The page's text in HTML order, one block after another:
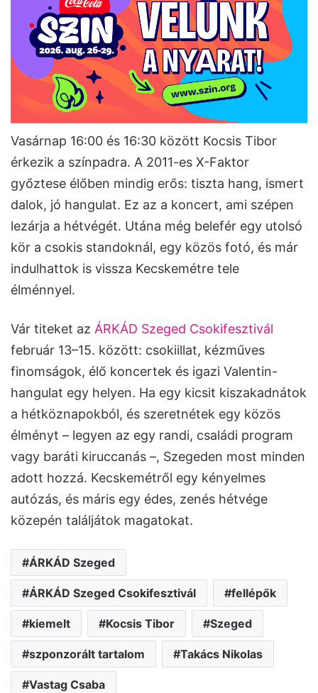
Vasárnap 16:00 és 16:30 között Kocsis Tibor
érkezik a színpadra. A 2011-es X-Faktor
győztese élőben mindig erős: tiszta hang, ismert
dalok, jó hangulat. Ez az a koncert, ami szépen
lezárja a hétvégét. Utána még belefér egy utolsó
kör a csokis standoknál, egy közös fotó, és már
indulhattok is vissza Kecskemétre tele
élménnyel.
Vár titeket az ÁRKÁD Szeged Csokifesztivál
február 13–15. között: csokiillat, kézműves
finomságok, élő koncertek és igazi Valentin-
hangulat egy helyen. Ha egy kicsit kiszakadnátok
a hétköznapokból, és szeretnétek egy közös
élményt – legyen az egy randi, családi program
vagy baráti kiruccanás –, Szegeden most minden
adott hozzá. Kecskemétről egy kényelmes
autózás, és máris egy édes, zenés hétvége
közepén találjátok magatokat.
ÁRKÁD Szeged
ÁRKÁD Szeged Csokifesztivál fellépők
kiemelt Kocsis Tibor Szeged
szponzorált tartalom Takács Nikolas
Vastag Csaba